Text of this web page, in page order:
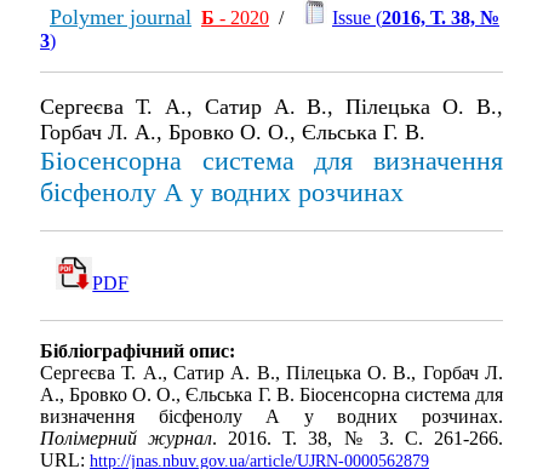
Polymer journal Б - 2020 / Issue (2016, Т. 38, №
3)
Сергеєва Т. А., Сатир А. В., Пілецька О. В.,
Горбач Л. А., Бровко О. О., Єльська Г. В.
Біосенсорна система для визначення
бісфенолу А у водних розчинах
PDF
Бібліографічний опис:
Сергеєва Т. А., Сатир А. В., Пілецька О. В., Горбач Л.
А., Бровко О. О., Єльська Г. В. Біосенсорна система для
визначення бісфенолу А у водних розчинах.
Полімерний журнал. 2016. Т. 38, № 3. С. 261-266.
URL: http://jnas.nbuv.gov.ua/article/UJRN-0000562879